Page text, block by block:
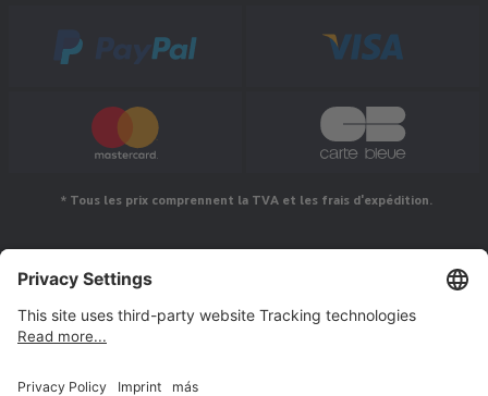
* Tous les prix comprennent la TVA et les frais d'expédition.